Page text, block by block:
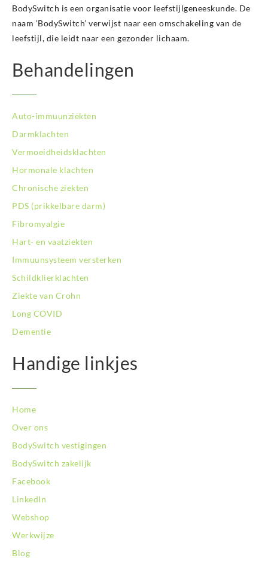
BodySwitch is een organisatie voor leefstijlgeneeskunde. De
naam ‘BodySwitch’ verwijst naar een omschakeling van de
leefstijl, die leidt naar een gezonder lichaam.
Behandelingen
Auto-immuunziekten
Darmklachten
Vermoeidheidsklachten
Hormonale klachten
Chronische ziekten
PDS (prikkelbare darm)
Fibromyalgie
Hart- en vaatziekten
Immuunsysteem versterken
Schildklierklachten
Ziekte van Crohn
Long COVID
Dementie
Handige linkjes
Home
Over ons
BodySwitch vestigingen
BodySwitch zakelijk
Facebook
LinkedIn
Webshop
Werkwijze
Blog